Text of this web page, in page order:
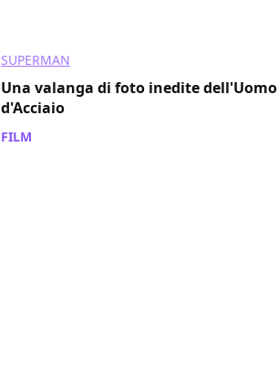
SUPERMAN
Una valanga di foto inedite dell'Uomo
d'Acciaio
FILM